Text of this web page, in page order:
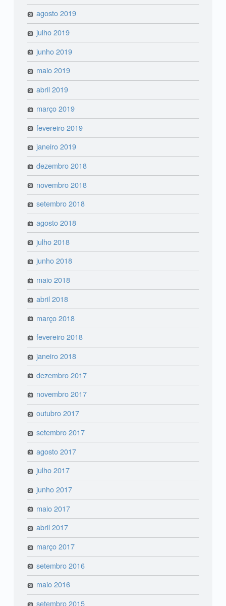
agosto 2019
julho 2019
junho 2019
maio 2019
abril 2019
março 2019
fevereiro 2019
janeiro 2019
dezembro 2018
novembro 2018
setembro 2018
agosto 2018
julho 2018
junho 2018
maio 2018
abril 2018
março 2018
fevereiro 2018
janeiro 2018
dezembro 2017
novembro 2017
outubro 2017
setembro 2017
agosto 2017
julho 2017
junho 2017
maio 2017
abril 2017
março 2017
setembro 2016
maio 2016
setembro 2015